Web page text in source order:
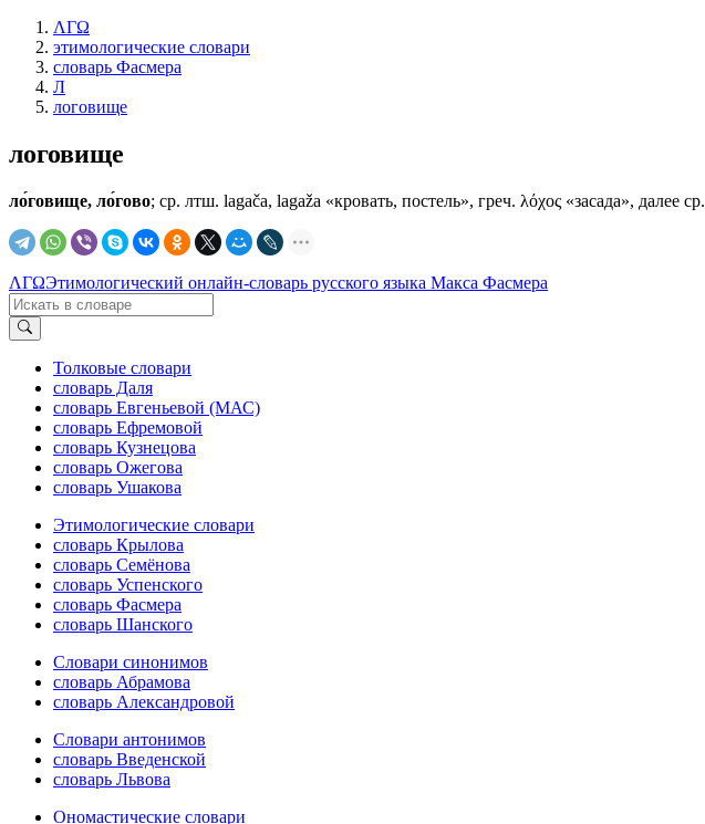
ΛΓΩ
этимологические словари
словарь Фасмера
Л
логовище
логовище
ло́говище, ло́гово; ср. лтш. lаgаčа, lаgаžа «кровать, постель», греч. λόχος «засада», далее ср.
ΛΓΩЭтимологический онлайн-словарь русского языка Макса Фасмера
Толковые словари
словарь Даля
словарь Евгеньевой (МАС)
словарь Ефремовой
словарь Кузнецова
словарь Ожегова
словарь Ушакова
Этимологические словари
словарь Крылова
словарь Семёнова
словарь Успенского
словарь Фасмера
словарь Шанского
Словари синонимов
словарь Абрамова
словарь Александровой
Словари антонимов
словарь Введенской
словарь Львова
Ономастические словари